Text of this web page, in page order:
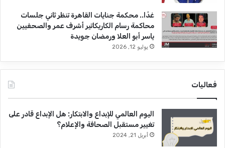
غدًا.. محكمة جنايات القاهرة تنظر ثاني جلسات
محاكمة رسام الكاريكاتير أشرف عمر والصحفيين
ياسر أبو العلا ورمضان جويدة
يوليو 12, 2026
فعاليات
اليوم العالمي للإبداع والابتكار: هل الإبداع قادر على
تغيير مستقبل الصحافة والإعلام؟
أبريل 21, 2024